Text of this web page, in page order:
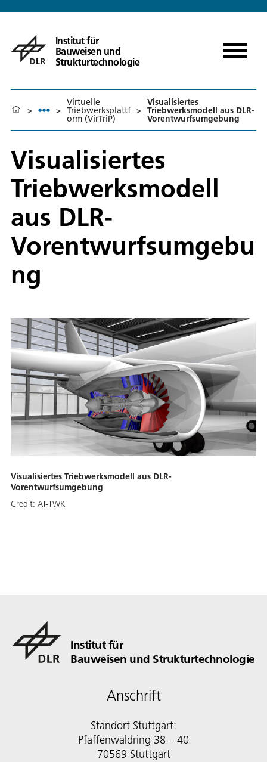
Institut für
Bauweisen und
Strukturtechnologie
> >
Virtuelle
Triebwerksplattf
orm (VirTriP)
>
Visualisiertes
Triebwerksmodell aus DLR-
Vorentwurfsumgebung
Visualisiertes
Triebwerksmodell
aus DLR-
Vorentwurfsumgebu
ng
Visualisiertes Triebwerksmodell aus DLR-
Vorentwurfsumgebung
Credit: AT-TWK
Institut für
Bauweisen und Strukturtechnologie
Anschrift
Standort Stuttgart:
Pfaffenwaldring 38 – 40
70569 Stuttgart